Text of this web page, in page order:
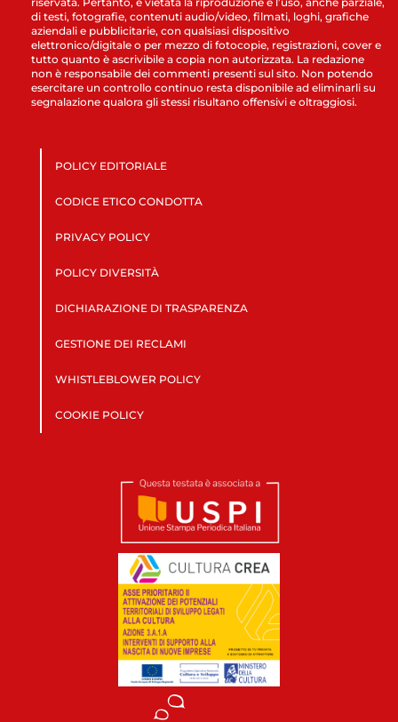
di testi, fotografie, contenuti audio/video, filmati, loghi, grafiche
aziendali e pubblicitarie, con qualsiasi dispositivo
elettronico/digitale o per mezzo di fotocopie, registrazioni, cover e
tutto quanto è ascrivibile a copia non autorizzata. La redazione
non è responsabile dei commenti presenti sul sito. Non potendo
esercitare un controllo continuo resta disponibile ad eliminarli su
segnalazione qualora gli stessi risultano offensivi e oltraggiosi.
POLICY EDITORIALE
CODICE ETICO CONDOTTA
PRIVACY POLICY
POLICY DIVERSITÀ
DICHIARAZIONE DI TRASPARENZA
GESTIONE DEI RECLAMI
WHISTLEBLOWER POLICY
COOKIE POLICY